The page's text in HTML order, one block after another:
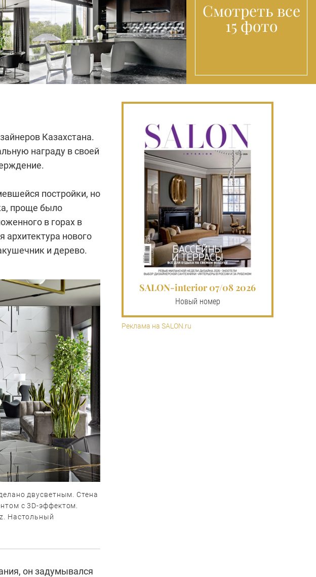
Смотреть все
15 фото
Казах­стана.
награду в своей
постройки, но
проще было
в горах в
архитектура нового
и дерево.
двусветным. Стена
с 3D-эффектом.
Настольный
он задумывался
SALON-interior 07/08 2026
Новый номер
Реклама на SALON.ru